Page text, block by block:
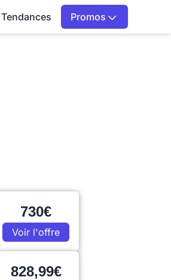
Tendances Promos
730€
Voir l'offre
828,99€